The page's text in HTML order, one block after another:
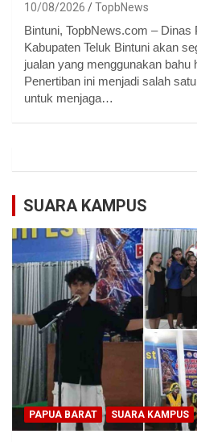
10/08/2026 TopbNews
Bintuni, TopbNews.com – Dinas
Kabupaten Teluk Bintuni akan
jualan yang menggunakan bahu
Penertiban ini menjadi salah
untuk menjaga…
SUARA KAMPUS
PAPUA BARAT SUARA KAMPUS